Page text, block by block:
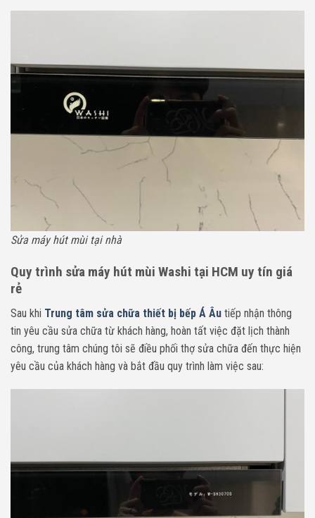
Sửa máy hút mùi tại nhà
Quy trình sửa máy hút mùi Washi tại HCM uy tín giá
rẻ
Sau khi Trung tâm sửa chữa thiết bị bếp Á Âu tiếp nhận thông
tin yêu cầu sửa chữa từ khách hàng, hoàn tất việc đặt lịch thành
công, trung tâm chúng tôi sẽ điều phối thợ sửa chữa đến thực hiện
yêu cầu của khách hàng và bắt đầu quy trình làm việc sau: